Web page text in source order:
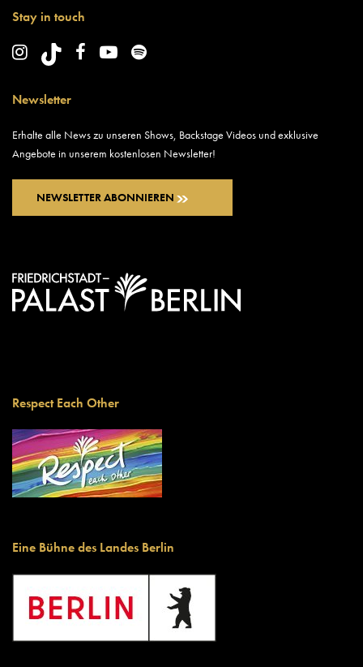
Stay in touch
Newsletter
Erhalte alle News zu unseren Shows, Backstage Videos und exklusive
Angebote in unserem kostenlosen Newsletter!
NEWSLETTER ABONNIEREN
Respect Each Other
Eine Bühne des Landes Berlin